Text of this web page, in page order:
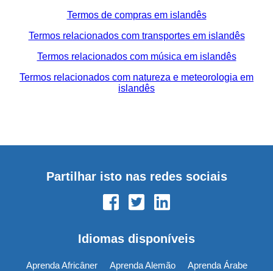
Termos de compras em islandês
Termos relacionados com transportes em islandês
Termos relacionados com música em islandês
Termos relacionados com natureza e meteorologia em
islandês
Partilhar isto nas redes sociais
Idiomas disponíveis
Aprenda Africâner Aprenda Alemão
Aprenda Árabe